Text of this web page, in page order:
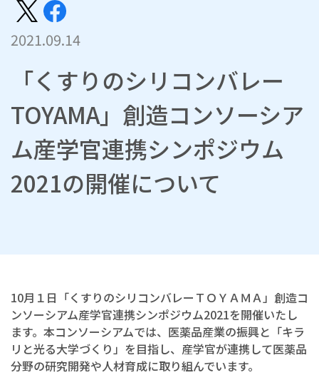
2021.09.14
「くすりのシリコンバレー
TOYAMA」創造コンソーシア
ム産学官連携シンポジウム
2021の開催について
10月１日「くすりのシリコンバレーＴＯＹＡＭＡ」創造コ
ンソーシアム産学官連携シンポジウム2021を開催いたし
ます。本コンソーシアムでは、医薬品産業の振興と「キラ
リと光る大学づくり」を目指し、産学官が連携して医薬品
分野の研究開発や人材育成に取り組んでいます。